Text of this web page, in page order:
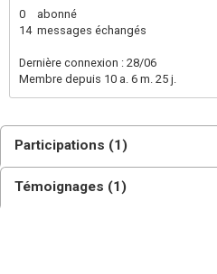
0
abonné
14 messages échangés
Dernière connexion : 28/06
Membre depuis 10 a. 6 m. 25 j.
Participations (1)
Témoignages (1)